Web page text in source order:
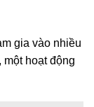
gia vào nhiều
, một hoạt động